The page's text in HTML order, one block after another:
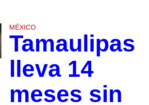
MÉXICO
Tamaulipas
lleva 14
meses sin